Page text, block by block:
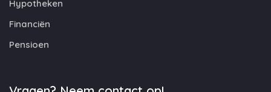
Hypotheken
Financiën
Pensioen